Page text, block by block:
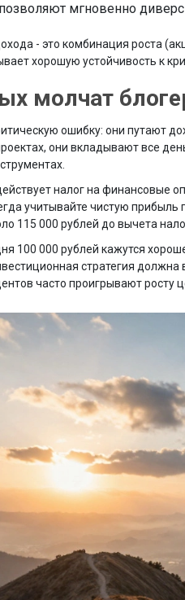
мгновенно
- это комбинация роста
хорошую устойчивость к
молчат
ошибку: они путают
они вкладывают все
налог на
учитывайте чистую
115 000 рублей до вычета
100 000 рублей кажутся
стратегия
часто проигрывают росту